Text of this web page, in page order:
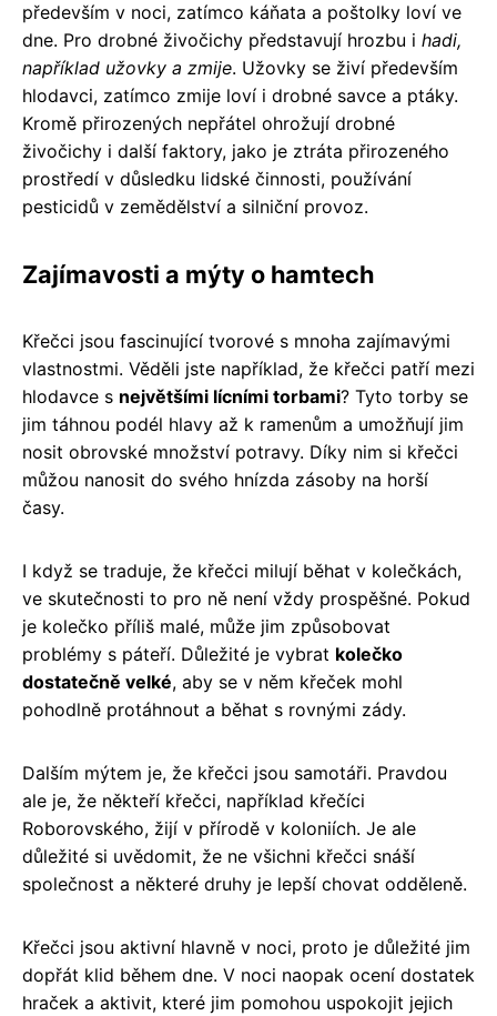
především v noci, zatímco káňata a poštolky loví ve
dne. Pro drobné živočichy představují hrozbu i hadi,
například užovky a zmije. Užovky se živí především
hlodavci, zatímco zmije loví i drobné savce a ptáky.
Kromě přirozených nepřátel ohrožují drobné
živočichy i další faktory, jako je ztráta přirozeného
prostředí v důsledku lidské činnosti, používání
pesticidů v zemědělství a silniční provoz.
Zajímavosti a mýty o hamtech
Křečci jsou fascinující tvorové s mnoha zajímavými
vlastnostmi. Věděli jste například, že křečci patří mezi
hlodavce s největšími lícními torbami? Tyto torby se
jim táhnou podél hlavy až k ramenům a umožňují jim
nosit obrovské množství potravy. Díky nim si křečci
můžou nanosit do svého hnízda zásoby na horší
časy.
I když se traduje, že křečci milují běhat v kolečkách,
ve skutečnosti to pro ně není vždy prospěšné. Pokud
je kolečko příliš malé, může jim způsobovat
problémy s páteří. Důležité je vybrat kolečko
dostatečně velké, aby se v něm křeček mohl
pohodlně protáhnout a běhat s rovnými zády.
Dalším mýtem je, že křečci jsou samotáři. Pravdou
ale je, že někteří křečci, například křečíci
Roborovského, žijí v přírodě v koloniích. Je ale
důležité si uvědomit, že ne všichni křečci snáší
společnost a některé druhy je lepší chovat odděleně.
Křečci jsou aktivní hlavně v noci, proto je důležité jim
dopřát klid během dne. V noci naopak ocení dostatek
hraček a aktivit, které jim pomohou uspokojit jejich